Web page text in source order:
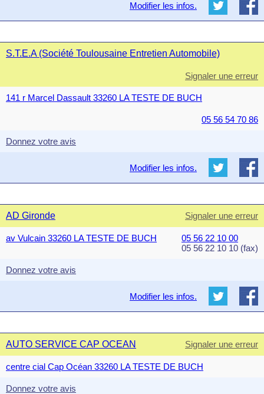
Modifier les infos.
S.T.E.A (Société Toulousaine Entretien Automobile)
Signaler une erreur
141 r Marcel Dassault 33260 LA TESTE DE BUCH
05 56 54 70 86
Donnez votre avis
Modifier les infos.
AD Gironde Signaler une erreur
av Vulcain 33260 LA TESTE DE BUCH
05 56 22 10 00
05 56 22 10 10 (fax)
Donnez votre avis
Modifier les infos.
AUTO SERVICE CAP OCEAN Signaler une erreur
centre cial Cap Océan 33260 LA TESTE DE BUCH
Donnez votre avis